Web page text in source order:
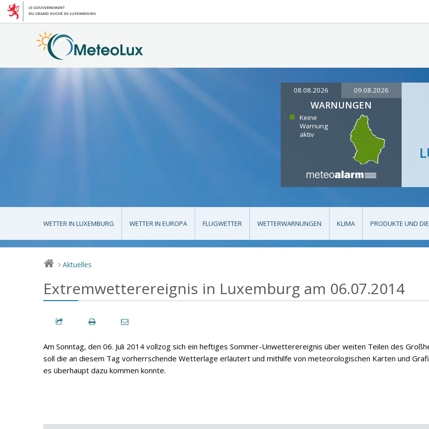
08.08.2026 09.08.2026
WARNUNGEN
Keine
Warnung
aktiv
WETTER IN LUXEMBURG WETTER IN EUROPA FLUGWETTER WETTERWARNUNGEN KLIMA PRODUKTE UND
> Aktuelles
Extremwetterereignis in Luxemburg am 06.07.2014
Am Sonntag, den 06. Juli 2014 vollzog sich ein heftiges Sommer-Unwetterereignis über weiten Teilen des
soll die an diesem Tag vorherrschende Wetterlage erläutert und mithilfe von meteorologischen Karten und
es überhaupt dazu kommen konnte.